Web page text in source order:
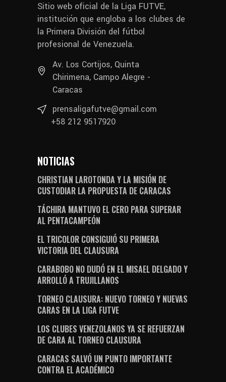
Sitio web oficial de la Liga FUTVE,
institución que engloba a los clubes de
la Primera División del fútbol
profesional de Venezuela.
Av. Los Cortijos, Quinta
Chirimena, Campo Alegre -
Caracas
prensaligafutve@gmail.com
+58 212 9517920
NOTICIAS
CHRISTIAN LAROTONDA Y LA MISIÓN DE
CUSTODIAR LA PROPUESTA DE CARACAS
TÁCHIRA MANTUVO EL CERO PARA SUPERAR
AL PENTACAMPEÓN
EL TRICOLOR CONSIGUIÓ SU PRIMERA
VICTORIA DEL CLAUSURA
CARABOBO NO DUDÓ EN EL MISAEL DELGADO Y
ARROLLÓ A TRUJILLANOS
TORNEO CLAUSURA: NUEVO TORNEO Y NUEVAS
CARAS EN LA LIGA FUTVE
LOS CLUBES VENEZOLANOS YA SE REFUERZAN
DE CARA AL TORNEO CLAUSURA
CARACAS SALVÓ UN PUNTO IMPORTANTE
CONTRA EL ACADÉMICO